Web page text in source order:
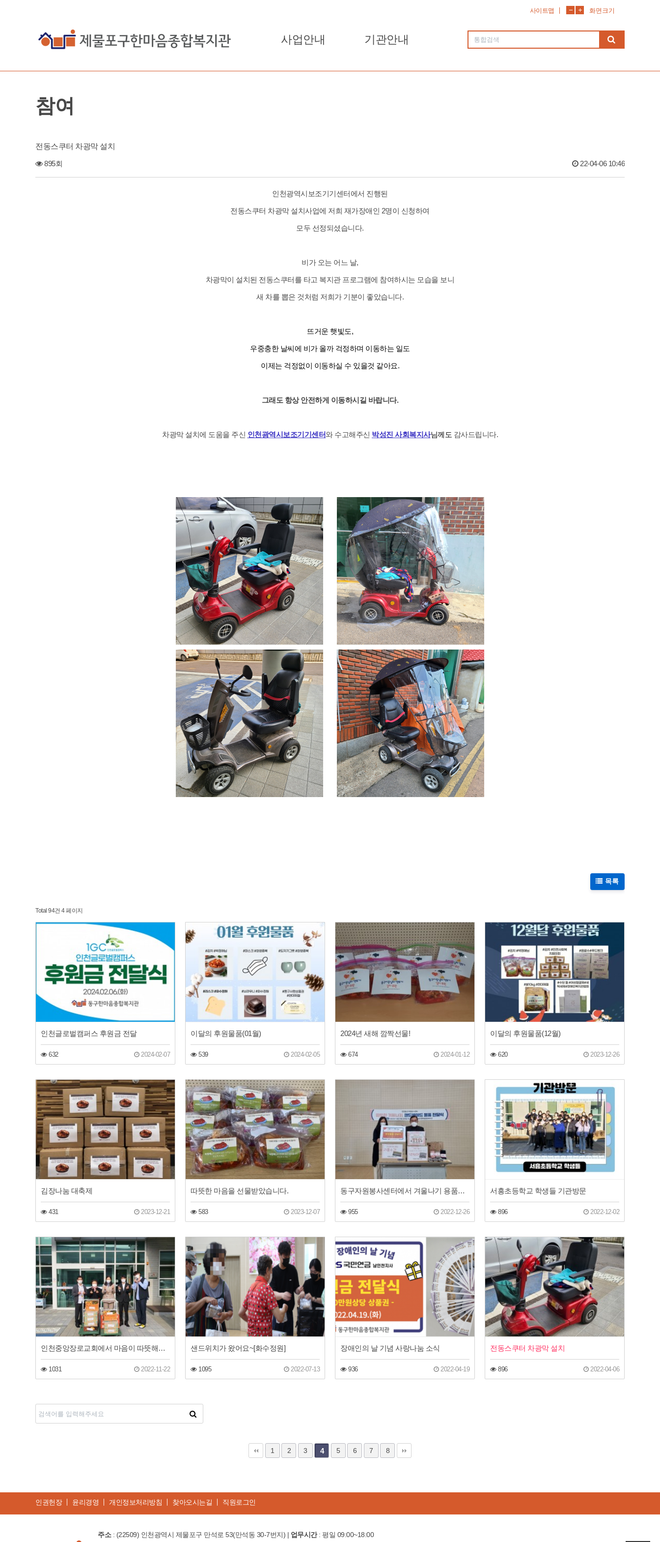
사이트맵 화면크기
사업안내 기관안내
참여
전동스쿠터 차광막 설치
895회 22-04-06 10:46
인천광역시보조기기센터에서 진행된
전동스쿠터 차광막 설치사업에 저희 재가장애인 2명이 신청하여
모두 선정되셨습니다.
비가 오는 어느 날,
차광막이 설치된 전동스쿠터를 타고 복지관 프로그램에 참여하시는 모습을 보니
새 차를 뽑은 것처럼 저희가 기분이 좋았습니다.
뜨거운 햇빛도,
우중충한 날씨에 비가 올까 걱정하며 이동하는 일도
이제는 걱정없이 이동하실 수 있을것 같아요.
그래도 항상 안전하게 이동하시길 바랍니다.
차광막 설치에 도움을 주신 인천광역시보조기기센터와 수고해주신 박성진 사회복지사님께도 감사드립니다.
목록
Total 94건 4 페이지
인천글로벌캠퍼스 후원금 전달
632 2024-02-07
이달의 후원물품(01월)
539 2024-02-05
2024년 새해 깜짝선물!
674 2024-01-12
이달의 후원물품(12월)
620 2023-12-26
김장나눔 대축제
431 2023-12-21
따뜻한 마음을 선물받았습니다.
583 2023-12-07
동구자원봉사센터에서 겨울나기 용품을 후원해주셨습니다.
955 2022-12-26
서흥초등학교 학생들 기관방문
896 2022-12-02
인천중앙장로교회에서 마음이 따뜻해지는 선물을 받았습니다.
1031 2022-11-22
샌드위치가 왔어요~[화수정원]
1095 2022-07-13
장애인의 날 기념 사랑나눔 소식
936 2022-04-19
전동스쿠터 차광막 설치
896 2022-04-06
1 2 3 4 5 6 7 8
인권헌장 윤리경영 개인정보처리방침 찾아오시는길 직원로그인
주소: (22509) 인천광역시 제물포구 만석로 53(만석동 30-7번지) | 업무시간: 평일 09:00~18:00